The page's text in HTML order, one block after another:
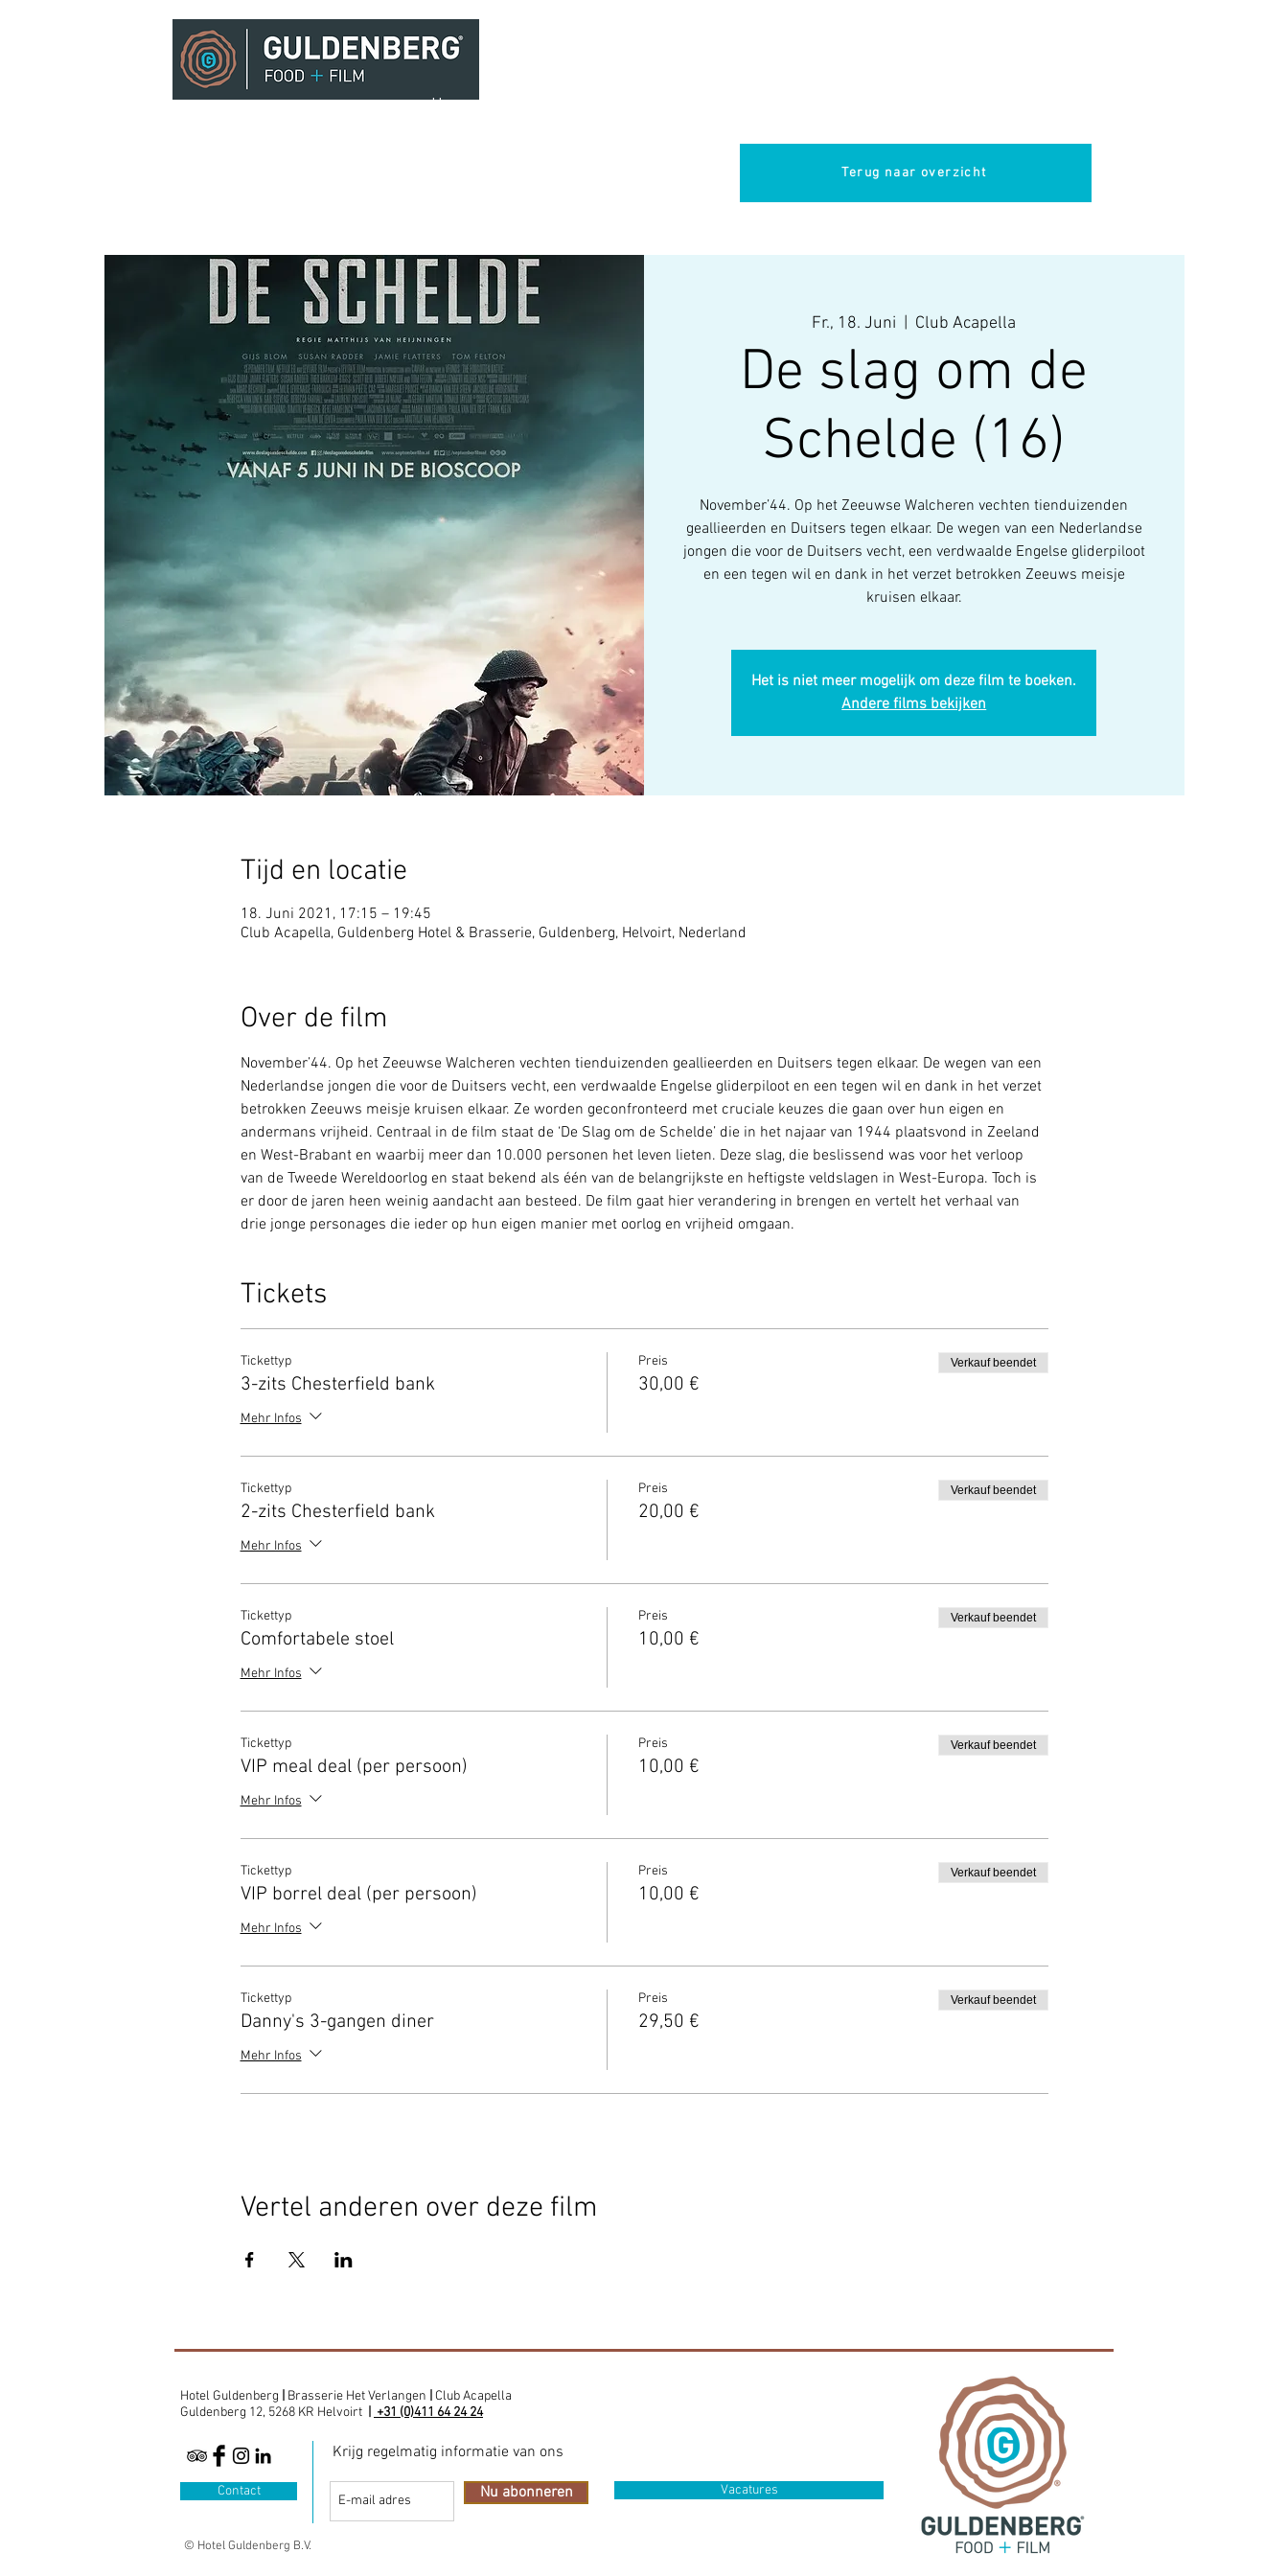
Home
Terug naar overzicht
Fr., 18. Juni
  |
Club Acapella
De slag om de
Schelde (16)
November’44. Op het Zeeuwse Walcheren vechten tienduizenden
geallieerden en Duitsers tegen elkaar. De wegen van een Nederlandse
jongen die voor de Duitsers vecht, een verdwaalde Engelse gliderpiloot
en een tegen wil en dank in het verzet betrokken Zeeuws meisje
kruisen elkaar.
Het is niet meer mogelijk om deze film te boeken.
Andere films bekijken
Tijd en locatie
18. Juni 2021, 17:15 – 19:45
Club Acapella, Guldenberg Hotel & Brasserie, Guldenberg, Helvoirt, Nederland
Over de film
November’44. Op het Zeeuwse Walcheren vechten tienduizenden geallieerden en Duitsers tegen elkaar. De wegen van een
Nederlandse jongen die voor de Duitsers vecht, een verdwaalde Engelse gliderpiloot en een tegen wil en dank in het verzet
betrokken Zeeuws meisje kruisen elkaar. Ze worden geconfronteerd met cruciale keuzes die gaan over hun eigen en
andermans vrijheid. Centraal in de film staat de ‘De Slag om de Schelde’ die in het najaar van 1944 plaatsvond in Zeeland
en West-Brabant en waarbij meer dan 10.000 personen het leven lieten. Deze slag, die beslissend was voor het verloop
van de Tweede Wereldoorlog en staat bekend als één van de belangrijkste en heftigste veldslagen in West-Europa. Toch is
er door de jaren heen weinig aandacht aan besteed. De film gaat hier verandering in brengen en vertelt het verhaal van
drie jonge personages die ieder op hun eigen manier met oorlog en vrijheid omgaan.
Tickets
Tickettyp
3-zits Chesterfield bank
Mehr Infos
Preis
30,00 €
Verkauf beendet
Tickettyp
2-zits Chesterfield bank
Mehr Infos
Preis
20,00 €
Verkauf beendet
Tickettyp
Comfortabele stoel
Mehr Infos
Preis
10,00 €
Verkauf beendet
Tickettyp
VIP meal deal (per persoon)
Mehr Infos
Preis
10,00 €
Verkauf beendet
Tickettyp
VIP borrel deal (per persoon)
Mehr Infos
Preis
10,00 €
Verkauf beendet
Tickettyp
Danny's 3-gangen diner
Mehr Infos
Preis
29,50 €
Verkauf beendet
Vertel anderen over deze film
Hotel Guldenberg Brasserie Het Verlangen
Club Acapella
Guldenberg 12, 5268 KR Helvoirt
+31 (0)411 64 24 24
Contact
Krijg regelmatig informatie van ons
Nu abonneren Vacatures
© Hotel Guldenberg B.V.